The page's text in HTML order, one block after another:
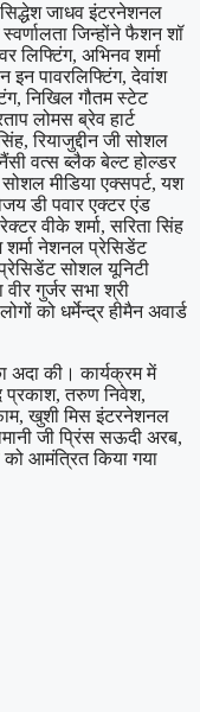
जाधव इंटरनेशनल
जिन्होंने फैशन शॉ
लिफ्टिंग, अभिनव शर्मा
पावरलिफ्टिंग, देवांश
निखिल गौतम स्टेट
लोमस ब्रेव हार्ट
रियाजुद्दीन जी सोशल
वत्स ब्लैक बेल्ट होल्डर
मीडिया एक्सपर्ट, यश
डी पवार एक्टर एंड
वीके शर्मा, सरिता सिंह
शर्मा नेशनल प्रेसिडेंट
सोशल यूनिटी
वीर गुर्जर सभा श्री
को धर्मेन्द्र हीमैन अवार्ड
अदा की। कार्यक्रम में
प्रकाश, तरुण निवेश,
खुशी मिस इंटरनेशनल
जी प्रिंस सऊदी अरब,
को आमंत्रित किया गया